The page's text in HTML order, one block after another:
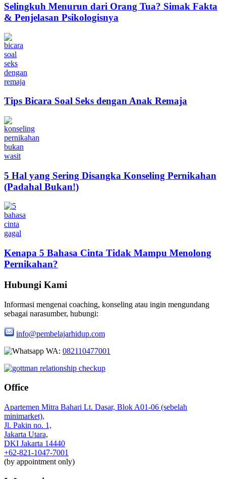
Selingkuh Menurun dari Orang Tua? Simak Fakta
& Penjelasan Psikologisnya
Tips Bicara Soal Seks dengan Anak Remaja
5 Hal yang Sering Disangka Konseling Pernikahan
(Padahal Bukan!)
Kenapa 5 Bahasa Cinta Tidak Mampu Menolong
Pernikahan?
Hubungi Kami
Informasi mengenai coaching, konseling atau ingin mengundang
sebagai narasumber, hubungi:
info@pembelajarhidup.com
WA: 082110477001
Office
Apartemen Mitra Bahari Lt. Dasar, Blok A01-06 (sebelah
minimarket),
Jl. Pakin no. 1,
Jakarta Utara,
DKI Jakarta 14440
+62-821-1047-7001
(by appointment only)